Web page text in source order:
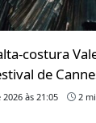
costura
de
às 21:05 2